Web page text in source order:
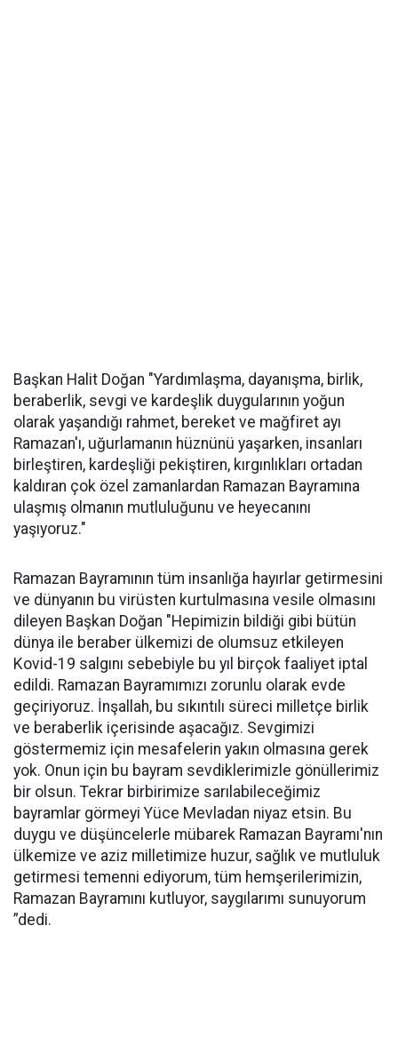
Başkan Halit Doğan "Yardımlaşma, dayanışma, birlik,
beraberlik, sevgi ve kardeşlik duygularının yoğun
olarak yaşandığı rahmet, bereket ve mağfiret ayı
Ramazan'ı, uğurlamanın hüznünü yaşarken, insanları
birleştiren, kardeşliği pekiştiren, kırgınlıkları ortadan
kaldıran çok özel zamanlardan Ramazan Bayramına
ulaşmış olmanın mutluluğunu ve heyecanını
yaşıyoruz."
Ramazan Bayramının tüm insanlığa hayırlar getirmesini
ve dünyanın bu virüsten kurtulmasına vesile olmasını
dileyen Başkan Doğan "Hepimizin bildiği gibi bütün
dünya ile beraber ülkemizi de olumsuz etkileyen
Kovid-19 salgını sebebiyle bu yıl birçok faaliyet iptal
edildi. Ramazan Bayramımızı zorunlu olarak evde
geçiriyoruz. İnşallah, bu sıkıntılı süreci milletçe birlik
ve beraberlik içerisinde aşacağız. Sevgimizi
göstermemiz için mesafelerin yakın olmasına gerek
yok. Onun için bu bayram sevdiklerimizle gönüllerimiz
bir olsun. Tekrar birbirimize sarılabileceğimiz
bayramlar görmeyi Yüce Mevladan niyaz etsin. Bu
duygu ve düşüncelerle mübarek Ramazan Bayramı'nın
ülkemize ve aziz milletimize huzur, sağlık ve mutluluk
getirmesi temenni ediyorum, tüm hemşerilerimizin,
Ramazan Bayramını kutluyor, saygılarımı sunuyorum
”dedi.